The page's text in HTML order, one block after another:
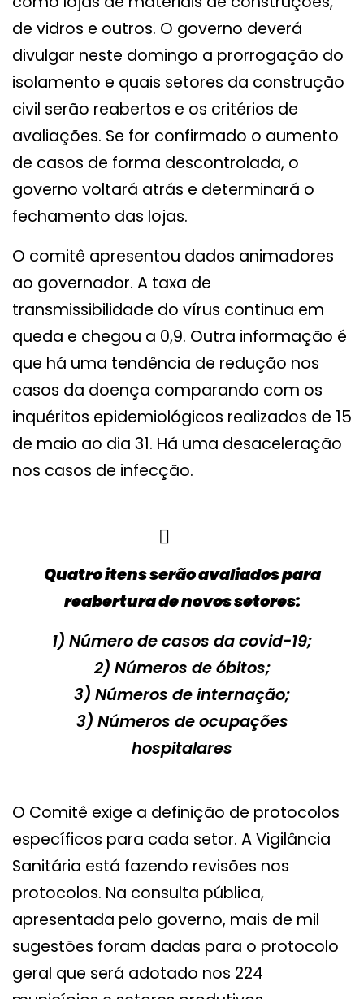
de vidros e outros. O governo deverá
divulgar neste domingo a prorrogação do
isolamento e quais setores da construção
civil serão reabertos e os critérios de
avaliações. Se for confirmado o aumento
de casos de forma descontrolada, o
governo voltará atrás e determinará o
fechamento das lojas.
O comitê apresentou dados animadores
ao governador. A taxa de
transmissibilidade do vírus continua em
queda e chegou a 0,9. Outra informação é
que há uma tendência de redução nos
casos da doença comparando com os
inquéritos epidemiológicos realizados de 15
de maio ao dia 31. Há uma desaceleração
nos casos de infecção.
Quatro itens serão avaliados para
reabertura de novos setores:
1) Número de casos da covid-19;
2) Números de óbitos;
3) Números de internação;
3) Números de ocupações
hospitalares
O Comitê exige a definição de protocolos
específicos para cada setor. A Vigilância
Sanitária está fazendo revisões nos
protocolos. Na consulta pública,
apresentada pelo governo, mais de mil
sugestões foram dadas para o protocolo
geral que será adotado nos 224